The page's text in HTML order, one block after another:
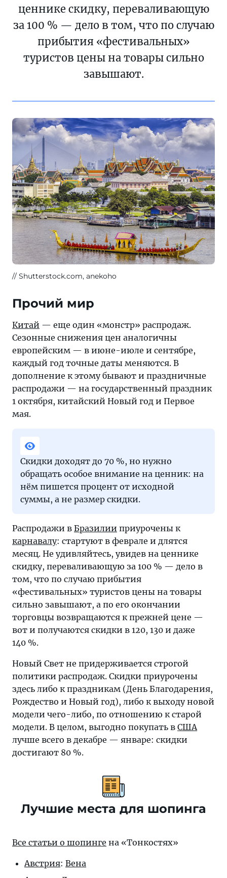
ценнике скидку, переваливающую
за 100 % — дело в том, что по случаю
прибытия «фестивальных»
туристов цены на товары сильно
завышают.
Shutterstock.com, anekoho
Прочий мир
Китай — еще один «монстр» распродаж.
Сезонные снижения цен аналогичны
европейским — в июне-июле и сентябре,
каждый год точные даты меняются. В
дополнение к этому бывают и праздничные
распродажи — на государственный праздник
1 октября, китайский Новый год и Первое
мая.
Скидки доходят до 70 %, но нужно
обращать особое внимание на ценник: на
нём пишется процент от исходной
суммы, а не размер скидки.
Распродажи в Бразилии приурочены к
карнавалу: стартуют в феврале и длятся
месяц. Не удивляйтесь, увидев на ценнике
скидку, переваливающую за 100 % — дело в
том, что по случаю прибытия
«фестивальных» туристов цены на товары
сильно завышают, а по его окончании
торговцы возвращаются к прежней цене —
вот и получаются скидки в 120, 130 и даже
140 %.
Новый Свет не придерживается строгой
политики распродаж. Скидки приурочены
здесь либо к праздникам (День Благодарения,
Рождество и Новый год), либо к выходу новой
модели чего-либо, по отношению к старой
модели. В целом, выгодно покупать в США
лучше всего в декабре — январе: скидки
достигают 80 %.
Лучшие места для шопинга
Все статьи о шопинге на «Тонкостях»
Австрия: Вена